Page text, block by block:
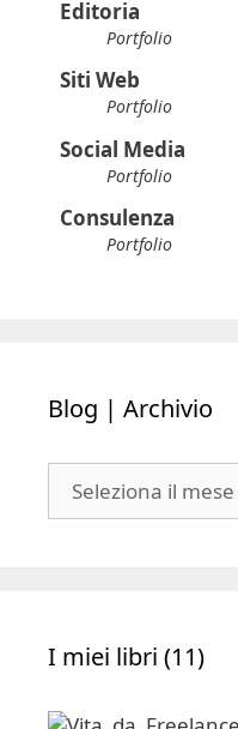
Editoria
Portfolio
Siti Web
Portfolio
Social Media
Portfolio
Consulenza
Portfolio
Blog | Archivio
I miei libri (11)